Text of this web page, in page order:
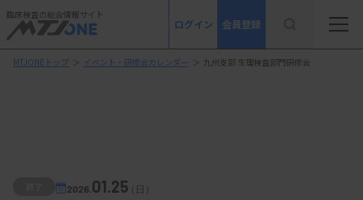
臨床検査の総合情報サイト
ログイン 会員登録
MTJONEトップ ＞ イベント・研修会カレンダー ＞ 九州支部 生理検査部門研修会
2026. 01.25（日）